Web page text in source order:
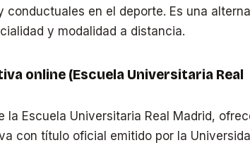
en el deporte. Es una
y modalidad a distancia.
online (Escuela Universitaria Real
la Escuela Universitaria Real Madrid,
con título oficial emitido por la